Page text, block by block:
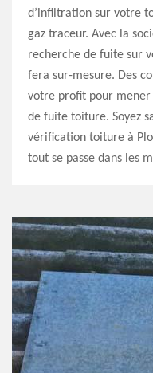
d’infiltration sur votre
gaz traceur. Avec la
recherche de fuite sur
fera sur-mesure. Des
votre profit pour mener
de fuite toiture. Soyez
vérification toiture à
tout se passe dans les